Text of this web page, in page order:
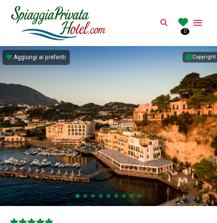
Search
0
Copyright
Aggiungi ai preferiti